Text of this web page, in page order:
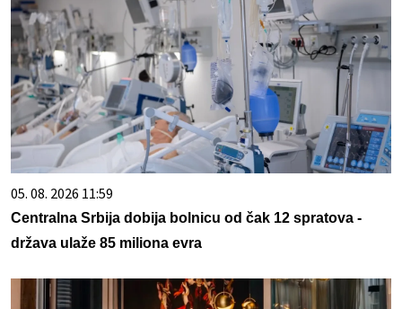
05. 08. 2026 11:59
Centralna Srbija dobija bolnicu od čak 12 spratova -
država ulaže 85 miliona evra